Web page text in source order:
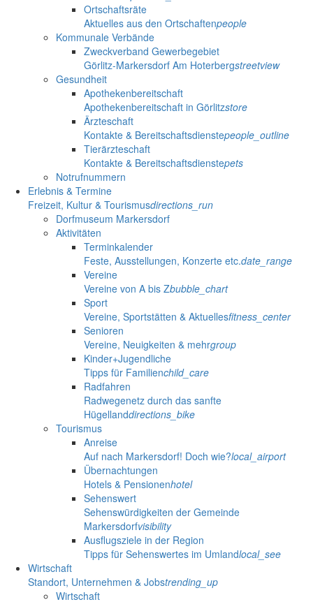
Ortschaftsräte
Aktuelles aus den Ortschaftenpeople
Kommunale Verbände
Zweckverband Gewerbegebiet
Görlitz-Markersdorf Am Hoterbergstreetview
Gesundheit
Apothekenbereitschaft
Apothekenbereitschaft in Görlitzstore
Ärzteschaft
Kontakte & Bereitschaftsdienstepeople_outline
Tierärzteschaft
Kontakte & Bereitschaftsdienstepets
Notrufnummern
Erlebnis & Termine
Freizeit, Kultur & Tourismusdirections_run
Dorfmuseum Markersdorf
Aktivitäten
Terminkalender
Feste, Ausstellungen, Konzerte etc.date_range
Vereine
Vereine von A bis Zbubble_chart
Sport
Vereine, Sportstätten & Aktuellesfitness_center
Senioren
Vereine, Neuigkeiten & mehrgroup
Kinder+Jugendliche
Tipps für Familienchild_care
Radfahren
Radwegenetz durch das sanfte
Hügellanddirections_bike
Tourismus
Anreise
Auf nach Markersdorf! Doch wie?local_airport
Übernachtungen
Hotels & Pensionenhotel
Sehenswert
Sehenswürdigkeiten der Gemeinde
Markersdorfvisibility
Ausflugsziele in der Region
Tipps für Sehenswertes im Umlandlocal_see
Wirtschaft
Standort, Unternehmen & Jobstrending_up
Wirtschaft